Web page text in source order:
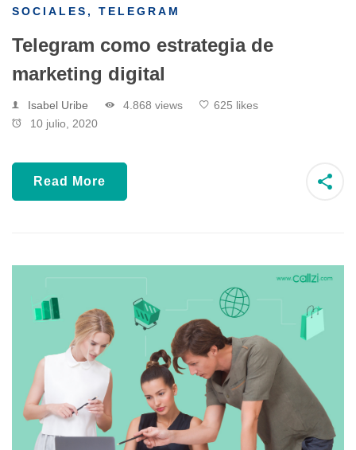
SOCIALES , TELEGRAM
Telegram como estrategia de
marketing digital
Isabel Uribe 4.868 views
625 likes
10 julio, 2020
Read More